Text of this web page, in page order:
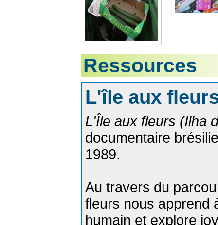
Ressources
L'île aux
L'Île aux fleurs (Ilha
documentaire
1989.
Au travers du
fleurs nous apprend
humain et explore